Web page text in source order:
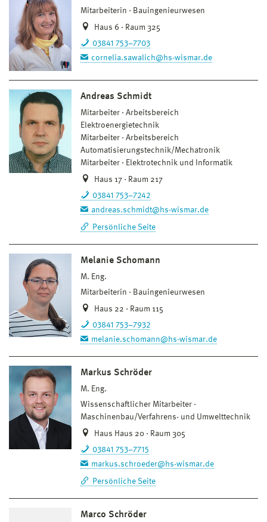
Mitarbeiterin
Bauingenieurwesen
Haus 6 · Raum 325
03841 753–7703
cornelia.sawalich@hs-wismar.de
Andreas Schmidt
Mitarbeiter
Arbeitsbereich
Elektroenergietechnik
Mitarbeiter
Arbeitsbereich
Automatisierungstechnik/Mechatronik
Mitarbeiter
Elektrotechnik und Informatik
Haus 17 · Raum 217
03841 753–7242
andreas.schmidt@hs-wismar.de
Persönliche Seite
Melanie Schomann
M. Eng.
Mitarbeiterin
Bauingenieurwesen
Haus 22 · Raum 115
03841 753–7932
melanie.schomann@hs-wismar.de
Markus Schröder
M. Eng.
Wissenschaftlicher Mitarbeiter
Maschinenbau/Verfahrens- und Umwelttechnik
Haus Haus 20 · Raum 305
03841 753–7715
markus.schroeder@hs-wismar.de
Persönliche Seite
Marco Schröder